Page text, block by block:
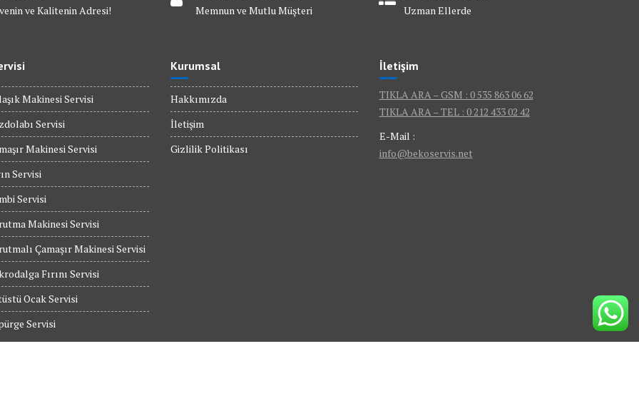
ve Kalitenin Adresi!
Memnun ve Mutlu Müşteri
Uzman Ellerde
Makinesi Servisi
Servisi
Makinesi Servisi
Servisi
Servisi
Makinesi Servisi
Çamaşır Makinesi Servisi
Fırını Servisi
Ocak Servisi
Servisi
Kurumsal
Hakkımızda
İletişim
Gizlilik Politikası
İletişim
TIKLA ARA – GSM : 0 535 863 06 62
TIKLA ARA – TEL : 0 212 433 02 42
E-Mail :
info@bekoservis.net